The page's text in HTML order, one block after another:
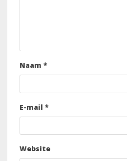
Naam *
E-mail *
Website